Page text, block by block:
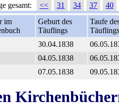
gesamt: << 31 34 37
40
im
Geburt des
Täuflings
Taufe
Täuflings
30.04.1838
04.05.1838
07.05.1838